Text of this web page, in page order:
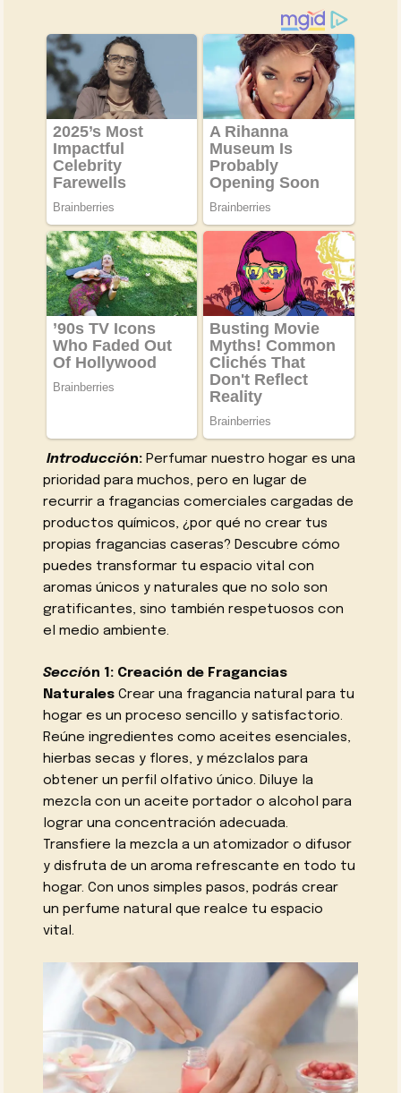
Introducción:Perfumar nuestro hogar es una
prioridad para muchos, pero en lugar de
recurrir a fragancias comerciales cargadas de
productos químicos, ¿por qué no crear tus
propias fragancias caseras? Descubre cómo
puedes transformar tu espacio vital con
aromas únicos y naturales que no solo son
gratificantes, sino también respetuosos con
el medio ambiente.
Sección 1: Creación de Fragancias
Naturales Crear una fragancia natural para tu
hogar es un proceso sencillo y satisfactorio.
Reúne ingredientes como aceites esenciales,
hierbas secas y flores, y mézclalos para
obtener un perfil olfativo único. Diluye la
mezcla con un aceite portador o alcohol para
lograr una concentración adecuada.
Transfiere la mezcla a un atomizador o difusor
y disfruta de un aroma refrescante en todo tu
hogar. Con unos simples pasos, podrás crear
un perfume natural que realce tu espacio
vital.